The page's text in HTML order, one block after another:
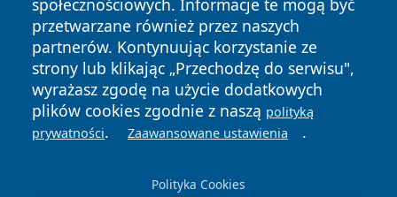
społecznościowych. Informacje te mogą być
przetwarzane również przez naszych
partnerów. Kontynuując korzystanie ze
strony lub klikając „Przechodzę do serwisu",
wyrażasz zgodę na użycie dodatkowych
plików cookies zgodnie z naszą polityką
prywatności. Zaawansowane ustawienia .
Polityka Cookies
News Autorzy
Polityka
Prywatności
Polityka
Cookies